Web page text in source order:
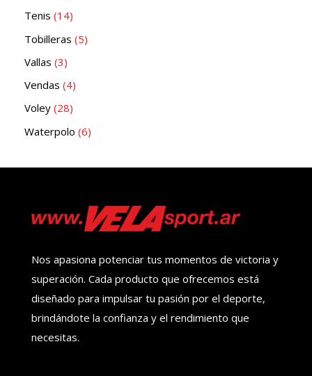
Tenis 14
Tobilleras 5
Vallas 3
Vendas 4
Voley 28
Waterpolo 6
Nos apasiona potenciar tus momentos de victoria y
superación. Cada producto que ofrecemos está
diseñado para impulsar tu pasión por el deporte,
brindándote la confianza y el rendimiento que
necesitas.